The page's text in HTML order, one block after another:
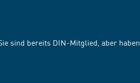
sind bereits DIN-Mitglied, aber haben